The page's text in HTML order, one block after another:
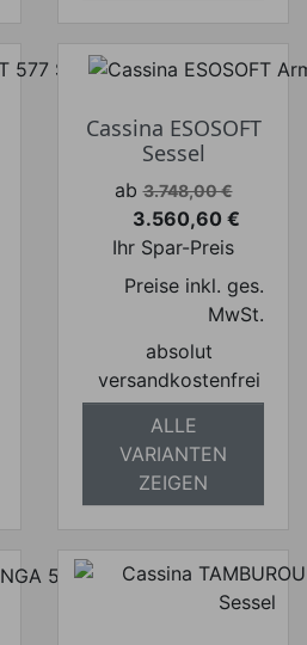
Cassina ESOSOFT
Sessel
Verkaufspreis
ab 3.748,00 €
Preis
3.560,60 €
Ihr Spar-Preis
Preise inkl. ges.
MwSt.
absolut
versandkostenfrei
ALLE
VARIANTEN
ZEIGEN